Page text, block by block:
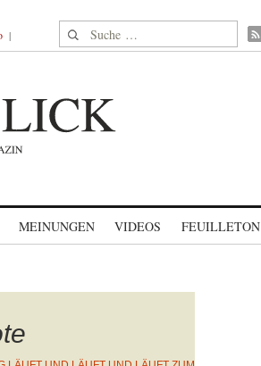
Suche nach:
MEINUNGEN VIDEOS FEUILLETON